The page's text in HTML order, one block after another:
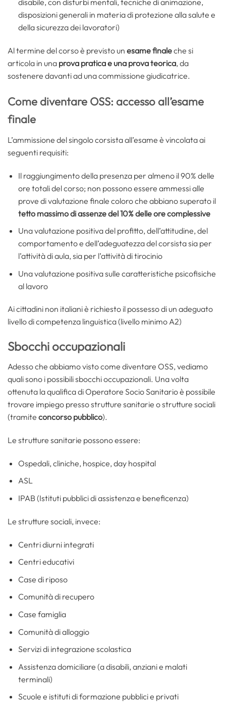
disabile, con disturbi mentali, tecniche di animazione,
disposizioni generali in materia di protezione alla salute e
della sicurezza dei lavoratori)
Al termine del corso è previsto un esamefinaleche si
articola in una prova pratica e una prova teorica, da
sostenere davanti ad una commissione giudicatrice.
Come diventare OSS: accesso all’esame
finale
L’ammissione del singolo corsista all’esame è vincolata ai
seguenti requisiti:
Il raggiungimento della presenza per almeno il 90% delle
ore totali del corso; non possono essere ammessi alle
prove di valutazione finale coloro che abbiano superato il
tetto massimo di assenze del 10% delle ore complessive
Una valutazione positiva del profitto, dell’attitudine, del
comportamento e dell’adeguatezza del corsista sia per
l’attività di aula, sia per l’attività di tirocinio
Una valutazione positiva sulle caratteristiche psicofisiche
al lavoro
Ai cittadini non italiani è richiesto il possesso di un adeguato
livello di competenza linguistica (livello minimo A2)
Sbocchi occupazionali
Adesso che abbiamo visto come diventare OSS, vediamo
quali sono i possibili sbocchi occupazionali. Una volta
ottenuta la qualifica di Operatore Socio Sanitario è possibile
trovare impiego presso strutture sanitarie o strutture sociali
(tramite concorso pubblico).
Le strutture sanitarie possono essere:
Ospedali, cliniche, hospice, day hospital
ASL
IPAB (Istituti pubblici di assistenza e beneficenza)
Le strutture sociali, invece:
Centri diurni integrati
Centri educativi
Case di riposo
Comunità di recupero
Case famiglia
Comunità di alloggio
Servizi di integrazione scolastica
Assistenza domiciliare (a disabili, anziani e malati
terminali)
Scuole e istituti di formazione pubblici e privati